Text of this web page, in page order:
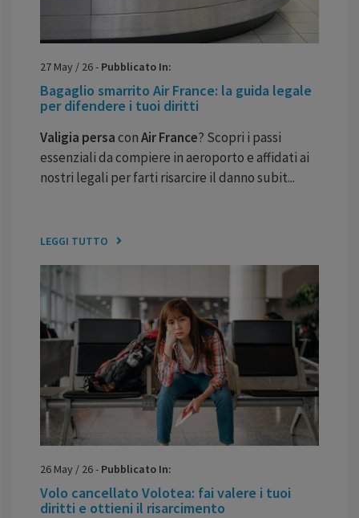
27 May / 26- Pubblicato In:
Bagaglio smarrito Air France: la guida legale
per difendere i tuoi diritti
Valigia persaconAir France? Scopri i passi
essenziali da compiere in aeroporto e affidati ai
nostri legali per farti risarcire il danno subit...
LEGGI TUTTO
26 May / 26- Pubblicato In:
Volo cancellato Volotea: fai valere i tuoi
diritti e ottieni il risarcimento